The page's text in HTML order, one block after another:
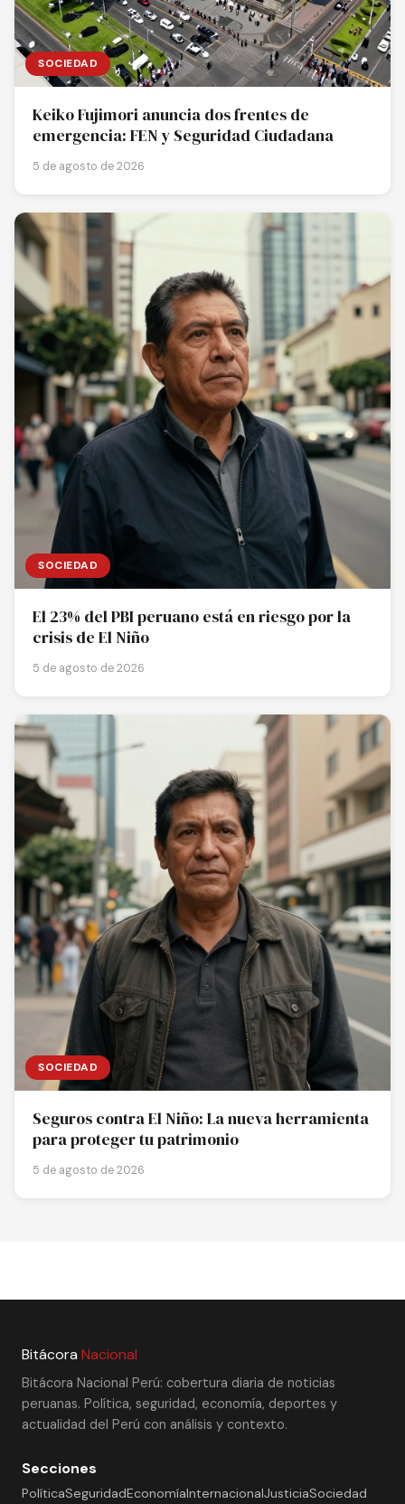
SOCIEDAD
Keiko Fujimori anuncia dos frentes de
emergencia: FEN y Seguridad Ciudadana
5 de agosto de 2026
SOCIEDAD
El 23% del PBI peruano está en riesgo por la
crisis de El Niño
5 de agosto de 2026
SOCIEDAD
Seguros contra El Niño: La nueva herramienta
para proteger tu patrimonio
5 de agosto de 2026
Bitácora Nacional
Bitácora Nacional Perú: cobertura diaria de noticias
peruanas. Política, seguridad, economía, deportes y
actualidad del Perú con análisis y contexto.
Secciones
PolíticaSeguridadEconomíaInternacionalJusticiaSociedad